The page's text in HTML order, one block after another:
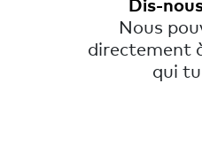
Nous
directement
qui